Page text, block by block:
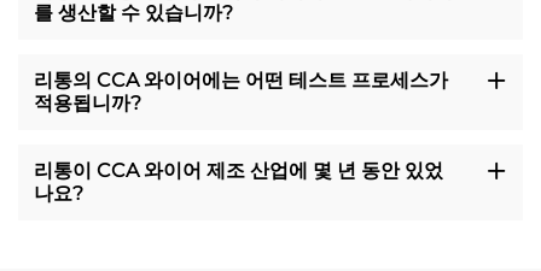
를 생산할 수 있습니까?
리통의 CCA 와이어에는 어떤 테스트 프로세스가
적용됩니까?
리통이 CCA 와이어 제조 산업에 몇 년 동안 있었
나요?